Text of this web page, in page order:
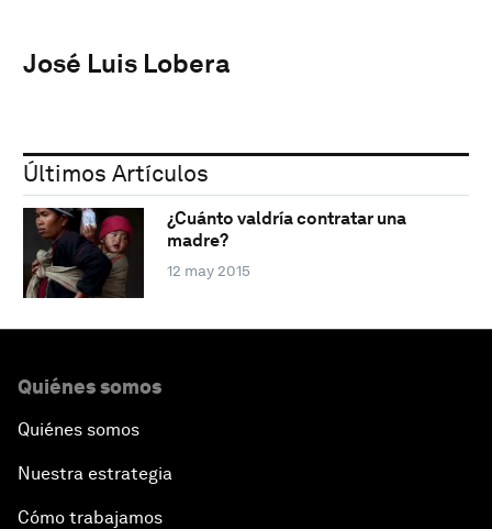
José Luis Lobera
Últimos Artículos
¿Cuánto valdría contratar una
madre?
12 may 2015
Quiénes somos
Quiénes somos
Nuestra estrategia
Cómo trabajamos